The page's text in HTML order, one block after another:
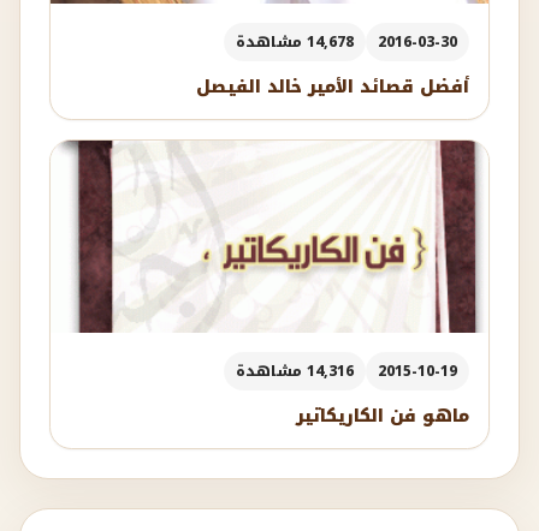
2016-03-30 14,678 مشاهدة
أفضل قصائد الأمير خالد الفيصل
2015-10-19 14,316 مشاهدة
ماهو فن الكاريكاتير